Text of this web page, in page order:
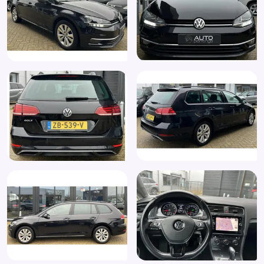
Lederen versnellingspook
Lendesteunen (verstelbaar)
Middenarmsteun (6E3)
Multimedia-voorbereiding
Navigatie systeem "Discover Pro" (W04)
Parkeersensor achter
Parkeersensor voor
Passagiersairbag
Proactieve inzittendenbescherming (Pre-Crash) (7W1)
Radio- en multimediasysteem "Composition Media"
(ZEC)
Radio CD speler
Regensensor